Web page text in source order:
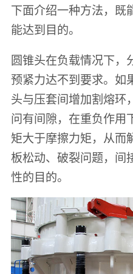
下面介绍一种方法，既
能达到目的。
圆锥头在负载情况下，
预紧力达不到要求。如
头与压套间增加割熔环
问有间隙，在重负作用
矩大于摩擦力矩，从而
板松动、破裂问题，间
性的目的。